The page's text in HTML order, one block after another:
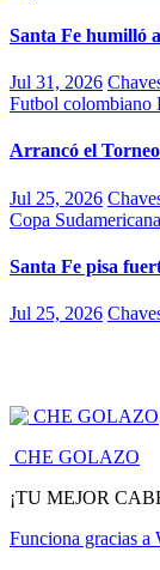
Santa Fe humilló
Jul 31, 2026
Futbol colombiano
Arrancó el
Jul 25, 2026
Copa Sudamericana
Santa Fe pisa
Jul 25, 2026
CHE GOLAZO
¡TU MEJOR
Funciona gracias a